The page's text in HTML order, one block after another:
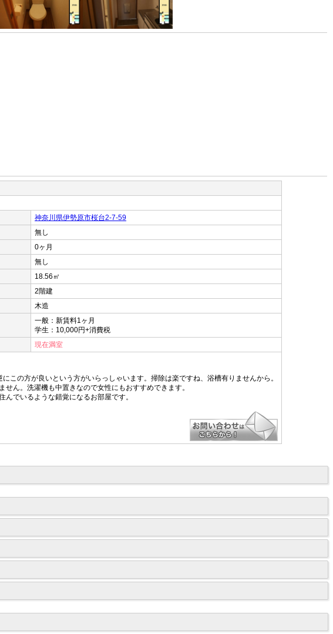
神奈川県伊勢原市桜台2-7-59
無し
0ヶ月
無し
18.56㎡
2階建
木造
一般：新賃料1ヶ月
学生：10,000円+消費税
現在満室
の方が良いという方がいらっしゃいます。掃除は楽ですね、浴槽有りませんから。
ん。洗濯機も中置きなので女性にもおすすめできます。
でいるような錯覚になるお部屋です。